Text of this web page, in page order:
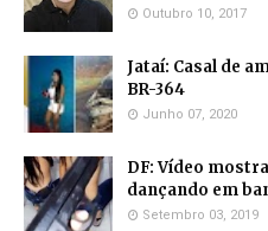
Outubro 10, 2017
Jataí: Casal de
BR-364
Junho 07, 2020
DF: Vídeo
dançando em
Setembro 03, 2019